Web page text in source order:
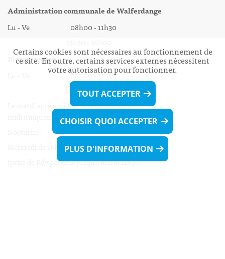
Administration communale de Walferdange
Lu - Ve 08h00 - 11h30
Biergercenter
Lu - Ve 08h00 - 11h30
13h30 - 16h00
Le mardi après-midi et le vendredi après-
midi uniquement sur Rdv.
Mercredi de 16h00 - 18h45 uniquement sur Rdv
(prise de Rdv possible jusqu'à mardi 11h30).
Certains cookies sont nécessaires au fonctionnement de
ce site. En outre, certains services externes nécessitent
votre autorisation pour fonctionner.
TOUT ACCEPTER
CHOISIR QUOI ACCEPTER
PLUS D'INFORMATION